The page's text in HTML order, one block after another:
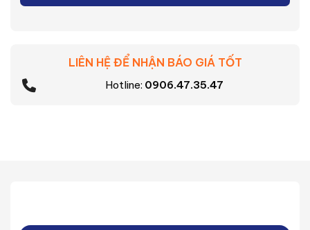
LIÊN HỆ ĐỂ NHẬN BÁO GIÁ TỐT
Hotline: 0906.47.35.47